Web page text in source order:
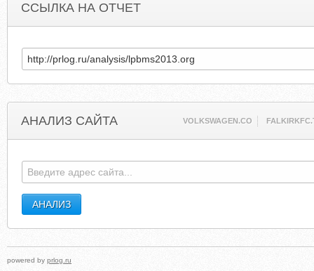
ССЫЛКА НА ОТЧЕТ
АНАЛИЗ САЙТА VOLKSWAGEN.CO
powered by prlog.ru